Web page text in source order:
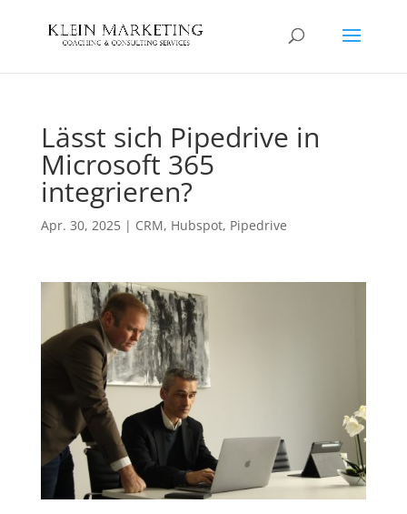
Lässt sich Pipedrive in
Microsoft 365
integrieren?
Apr. 30, 2025| CRM, Hubspot, Pipedrive